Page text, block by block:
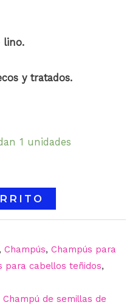
lino.
y tratados.
1 unidades
, Champús, Champús para
para cabellos teñidos,
Champú de semillas de